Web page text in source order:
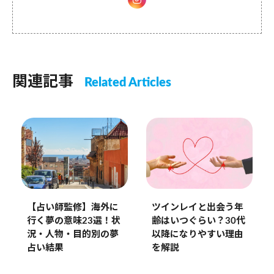
関連記事 Related Articles
【占い師監修】海外に
行く夢の意味23選！状
況・人物・目的別の夢
占い結果
ツインレイと出会う年
齢はいつぐらい？30代
以降になりやすい理由
を解説